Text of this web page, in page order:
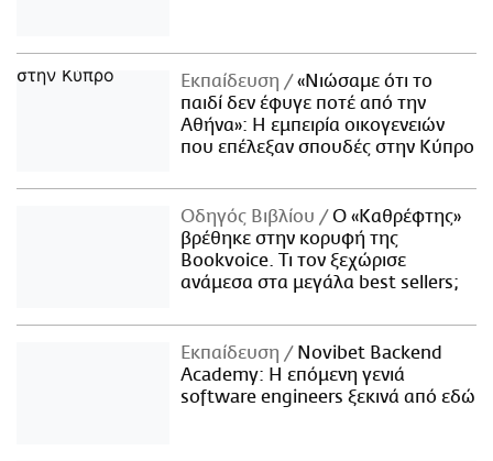
Εκπαίδευση
«Νιώσαμε ότι το
παιδί δεν έφυγε ποτέ από την
Αθήνα»: Η εμπειρία οικογενειών
που επέλεξαν σπουδές στην Κύπρο
Οδηγός Βιβλίου
Ο «Καθρέφτης»
βρέθηκε στην κορυφή της
Bookvoice. Τι τον ξεχώρισε
ανάμεσα στα μεγάλα best sellers;
Εκπαίδευση
Novibet Backend
Academy: Η επόμενη γενιά
software engineers ξεκινά από εδώ